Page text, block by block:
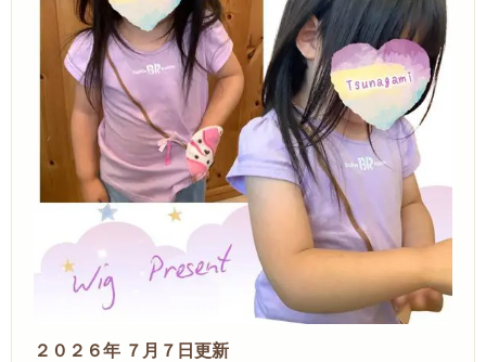
２０２６年 ７月７日更新